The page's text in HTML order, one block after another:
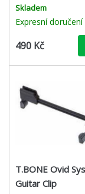
přenáší zvukový
karty v přesné, plné
Skladem
Expresní doručení
490 Kč
T.BONE Ovid
Guitar Clip